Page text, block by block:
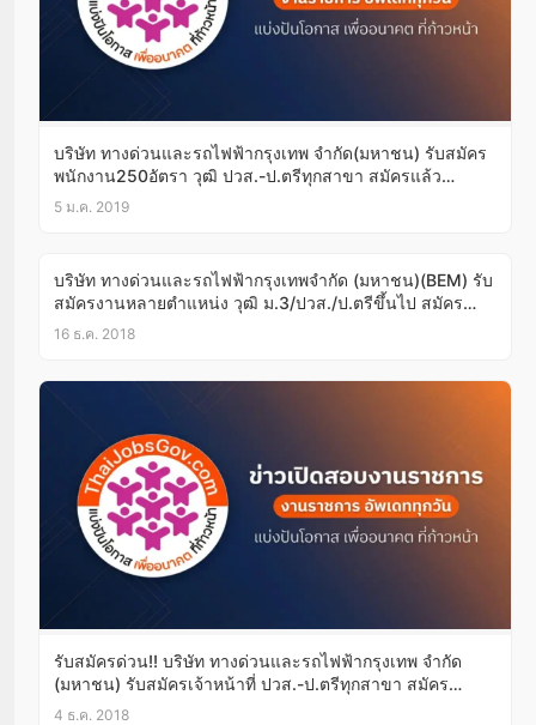
บริษัท ทางด่วนและรถไฟฟ้ากรุงเทพ จำกัด(มหาชน) รับสมัคร
พนักงาน250อัตรา วุฒิ ปวส.-ป.ตรีทุกสาขา สมัครแล้ว
สัมภาษณ์ทันที17-18ม.ค.62
5 ม.ค. 2019
บริษัท ทางด่วนและรถไฟฟ้ากรุงเทพจำกัด (มหาชน)(BEM) รับ
สมัครงานหลายตำแหน่ง วุฒิ ม.3/ปวส./ป.ตรีขึ้นไป สมัคร
ออนไลน์บัดนี้-31ธ.ค.61
16 ธ.ค. 2018
รับสมัครด่วน!! บริษัท ทางด่วนและรถไฟฟ้ากรุงเทพ จำกัด
(มหาชน) รับสมัครเจ้าหน้าที่ ปวส.-ป.ตรีทุกสาขา สมัคร
ออนไลน์บัดนี้เป็นต้นไป
4 ธ.ค. 2018